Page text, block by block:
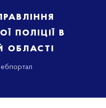
поліції в
області